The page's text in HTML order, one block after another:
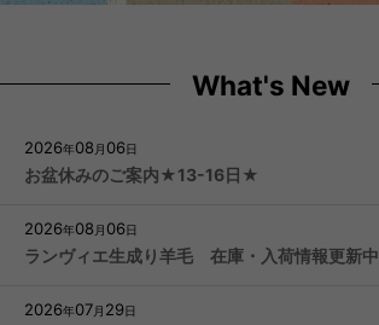
What's New
2026年08 月 06 日
お盆休みのご案内★13-16日★
2026年08 月 06 日
ランヴィエ生成り羊毛 在庫・入荷情報更新中
2026年07月 29日